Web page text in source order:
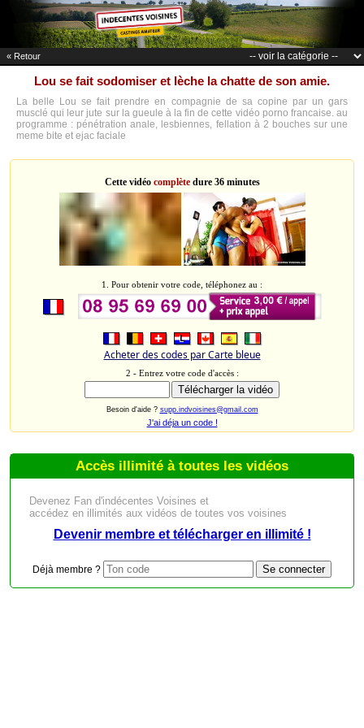
« Retour
Lou se fait sodomiser et lèche la chatte de son amie.
La belle Lou se fait prendre en compagnie de sa copine par un gars
musclé qui leur jute sur la gueule à la fin de cette vidéo porno francaise. au
programme : pénétration anale, lesbiennes, fellation à 2 bouches sur une
meme bite et ejac faciale
Cette vidéo complètedure 36 minutes
1. Pour obtenir votre code, téléphonez au :
Acheter des codes par Carte bleue
2 - Entrez votre code d'accès :
Besoin d'aide ? supp.indvoisines@gmail.com
J'ai déja un code !
Accès illimité à toutes les vidéos
Devenez Fan d'indécentes Voisines et
accédez en illimités aux vidéos de toutes vos voisines
Devenir membre et télécharger en illimité !
Déjà membre ?